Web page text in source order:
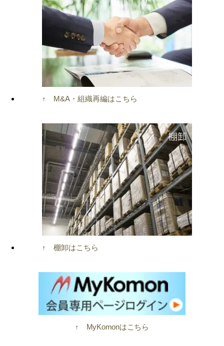
↑ M&A・組織再編はこちら
↑ 棚卸はこちら
↑ MyKomonはこちら